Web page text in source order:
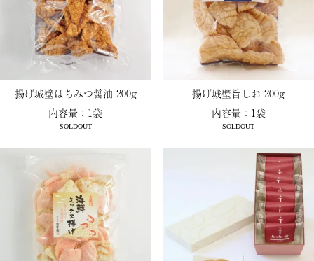
揚げ城壁はちみつ醤油 200g
内容量：1袋
SOLDOUT
揚げ城壁旨しお 200g
内容量：1袋
SOLDOUT